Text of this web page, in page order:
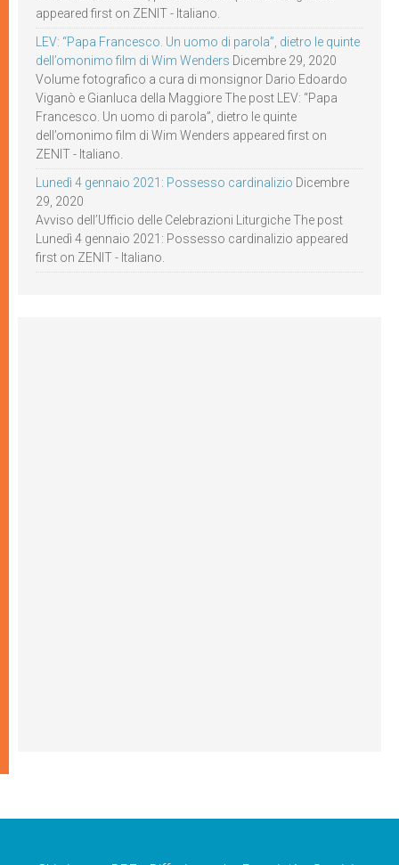
appeared first on ZENIT - Italiano.
LEV: “Papa Francesco. Un uomo di parola”, dietro le quinte
dell’omonimo film di Wim Wenders Dicembre 29, 2020
Volume fotografico a cura di monsignor Dario Edoardo
Viganò e Gianluca della Maggiore The post LEV: “Papa
Francesco. Un uomo di parola”, dietro le quinte
dell’omonimo film di Wim Wenders appeared first on
ZENIT - Italiano.
Lunedì 4 gennaio 2021: Possesso cardinalizio Dicembre
29, 2020
Avviso dell’Ufficio delle Celebrazioni Liturgiche The post
Lunedì 4 gennaio 2021: Possesso cardinalizio appeared
first on ZENIT - Italiano.